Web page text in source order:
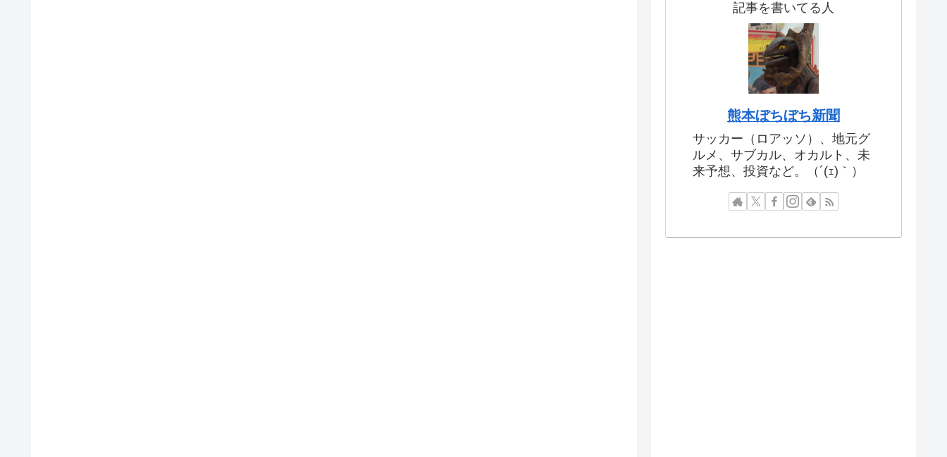
記事を書いてる人
熊本ぼちぼち新聞
サッカー（ロアッソ）、地元グ
ルメ、サブカル、オカルト、未
来予想、投資など。（´(ｪ)｀）